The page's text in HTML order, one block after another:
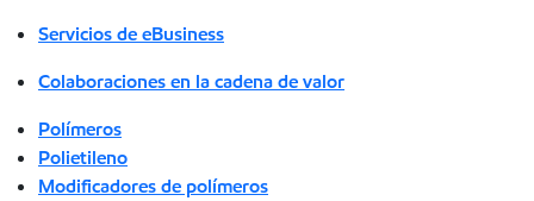
Servicios de eBusiness
Colaboraciones en la cadena de valor
Polímeros
Polietileno
Modificadores de polímeros